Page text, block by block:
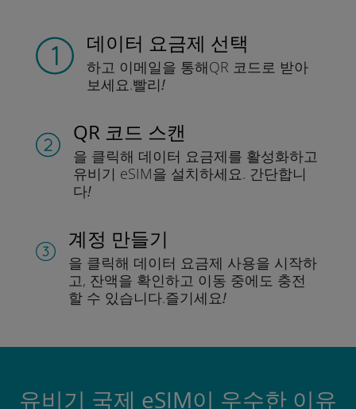
데이터 요금제 선택
하고 이메일을 통해QR 코드로 받아
보세요.빨리!
QR 코드 스캔
을 클릭해 데이터 요금제를 활성화하고
유비기 eSIM을 설치하세요. 간단합니
다!
계정 만들기
을 클릭해 데이터 요금제 사용을 시작하
고, 잔액을 확인하고 이동 중에도 충전
할 수 있습니다.즐기세요!
유비기 국제 eSIM이 우수한 이유